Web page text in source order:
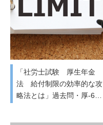
「社労士試験 厚生年金
法 給付制限の効率的な攻
略法とは」過去問・厚-6…